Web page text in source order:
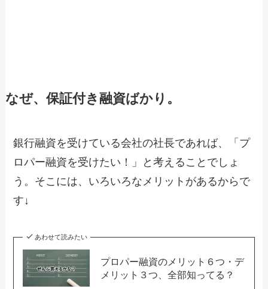
なぜ、保証付き融資ばかり。
銀行融資を受けている会社の社長であれば、「プ
ロパー融資を受けたい！」と考えることでしょ
う。そこには、いろいろなメリットがあるからで
す↓
あわせて読みたい
プロパー融資のメリット６つ・デ
メリット３つ、全部知ってる？